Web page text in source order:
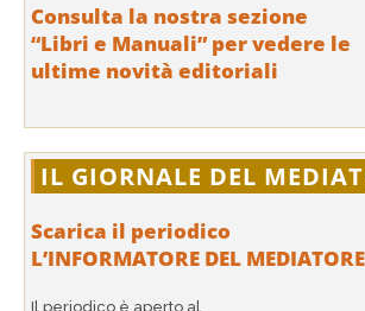
Consulta la nostra sezione
“Libri e Manuali” per vedere le
ultime novità editoriali
IL GIORNALE DEL
Scarica il periodico
L’INFORMATORE DEL MEDIATORE
Il periodico è aperto al